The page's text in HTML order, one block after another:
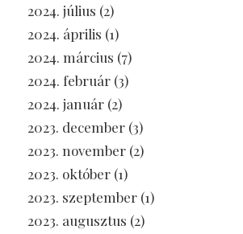
2024. július (2)
2024. április (1)
2024. március (7)
2024. február (3)
2024. január (2)
2023. december (3)
2023. november (2)
2023. október (1)
2023. szeptember (1)
2023. augusztus (2)